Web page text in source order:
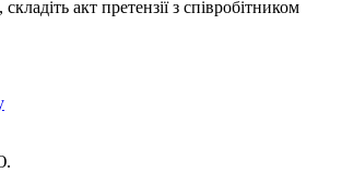
акт претензії з співробітником